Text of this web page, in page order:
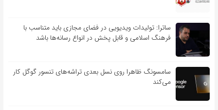
ساترا: تولیدات ویدیویی در فضای مجازی باید متناسب با
فرهنگ اسلامی و قابل پخش در انواع رسانه‌ها باشد
سامسونگ ظاهرا روی نسل بعدی تراشه‌های تنسور گوگل کار
می‌کند